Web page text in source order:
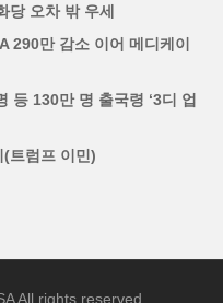
당 오차 밖 우세
290만 감소 이어 메디케이
등 130만 명 출국령 ‘3디 업
트럼프 이민)
All rights reserved.